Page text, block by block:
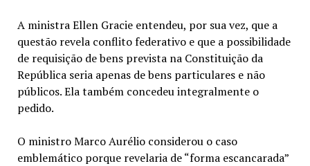
A ministra Ellen Gracie entendeu, por sua vez, que a
questão revela conflito federativo e que a possibilidade
de requisição de bens prevista na Constituição da
República seria apenas de bens particulares e não
públicos. Ela também concedeu integralmente o
pedido.
O ministro Marco Aurélio considerou o caso
emblemático porque revelaria de “forma escancarada”